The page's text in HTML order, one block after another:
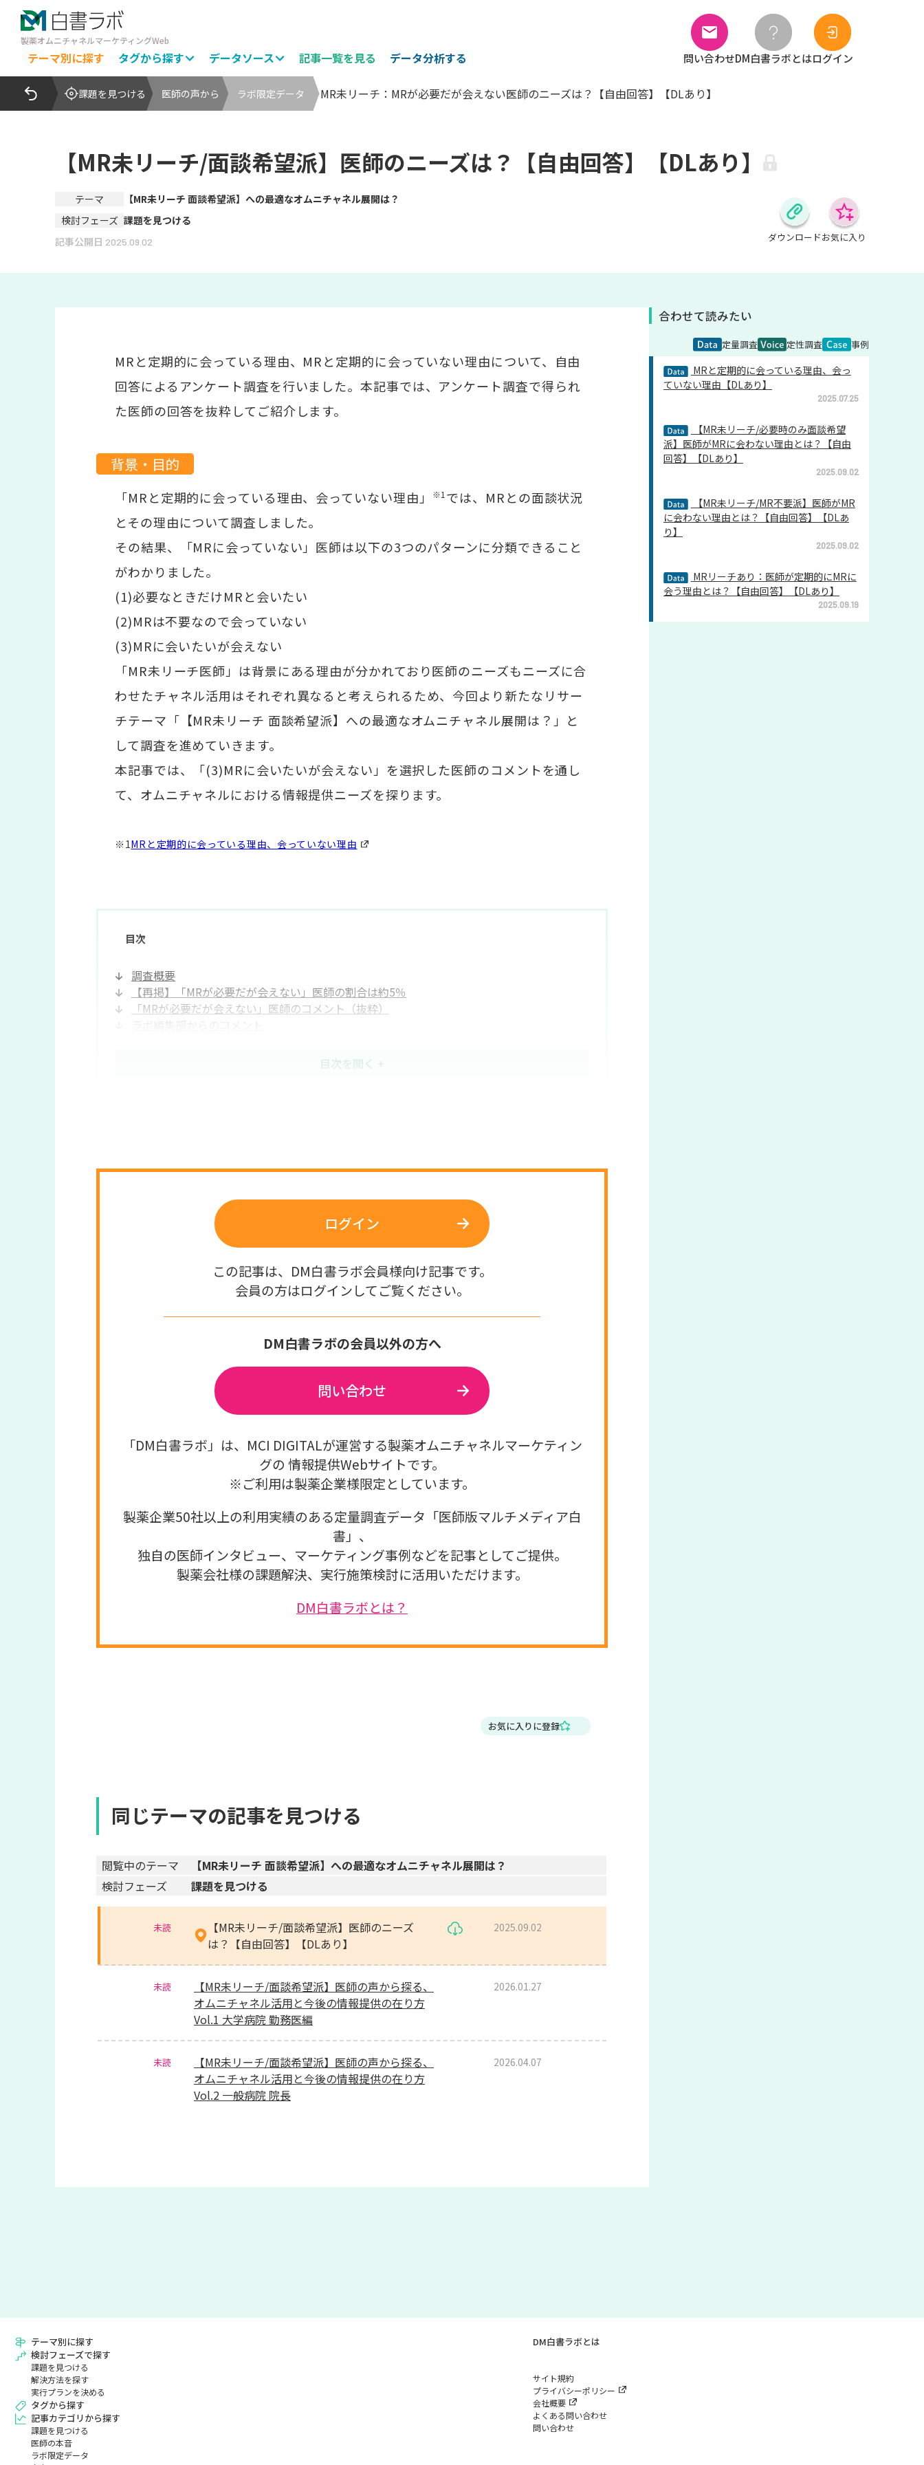
製薬オムニチャネルマーケティングWeb
テーマ別に探す タグから探す データソース 記事一覧を見る データ分析する 問い合わせDM白書ラボとはログイン
課題を見つける 医師の声から ラボ限定データ MR未リーチ：MRが必要だが会えない医師のニーズは？【自由回答】【DLあり】
【MR未リーチ/面談希望派】医師のニーズは？【自由回答】【DLあり】
テーマ
【MR未リーチ 面談希望派】への最適なオムニチャネル展開は？
検討フェーズ 課題を見つける
記事公開日 2025.09.02 ダウンロードお気に入り
MRと定期的に会っている理由、MRと定期的に会っていない理由について、自由
回答によるアンケート調査を行いました。本記事では、アンケート調査で得られ
た医師の回答を抜粋してご紹介します。
背景・目的
「MRと定期的に会っている理由、会っていない理由」 ※1 では、MRとの面談状況
とその理由について調査しました。
その結果、「MRに会っていない」医師は以下の3つのパターンに分類できること
がわかりました。
(1)必要なときだけMRと会いたい
(2)MRは不要なので会っていない
(3)MRに会いたいが会えない
「MR未リーチ医師」は背景にある理由が分かれており医師のニーズもニーズに合
わせたチャネル活用はそれぞれ異なると考えられるため、今回より新たなリサー
チテーマ「【MR未リーチ 面談希望派】への最適なオムニチャネル展開は？」と
して調査を進めていきます。
本記事では、「(3)MRに会いたいが会えない」を選択した医師のコメントを通し
て、オムニチャネルにおける情報提供ニーズを探ります。
※1MRと定期的に会っている理由、会っていない理由
目次
調査概要
【再掲】「MRが必要だが会えない」医師の割合は約5％
「MRが必要だが会えない」医師のコメント（抜粋）
ログイン
この記事は、DM白書ラボ会員様向け記事です。
会員の方はログインしてご覧ください。
DM白書ラボの会員以外の方へ
問い合わせ
「DM白書ラボ」は、MCI DIGITALが運営する製薬オムニチャネルマーケティン
グの 情報提供Webサイトです。
※ご利用は製薬企業様限定としています。
製薬企業50社以上の利用実績のある定量調査データ「医師版マルチメディア白
書」、
独自の医師インタビュー、マーケティング事例などを記事としてご提供。
製薬会社様の課題解決、実行施策検討に活用いただけます。
DM白書ラボとは？
お気に入りに登録
同じテーマの記事を見つける
閲覧中のテーマ
【MR未リーチ 面談希望派】への最適なオムニチャネル展開は？
検討フェーズ
課題を見つける
未読
【MR未リーチ/面談希望派】医師のニーズ
は？【自由回答】【DLあり】
2025.09.02
未読
【MR未リーチ/面談希望派】医師の声から探る、
オムニチャネル活用と今後の情報提供の在り方
Vol.1 大学病院 勤務医編
2026.01.27
未読
【MR未リーチ/面談希望派】医師の声から探る、
オムニチャネル活用と今後の情報提供の在り方
Vol.2 一般病院 院長
2026.04.07
合わせて読みたい
定量調査 定性調査 事例
MRと定期的に会っている理由、会っ
ていない理由【DLあり】
2025.07.25
【MR未リーチ/必要時のみ面談希望
派】医師がMRに会わない理由とは？【自由
回答】【DLあり】
2025.09.02
【MR未リーチ/MR不要派】医師がMR
に会わない理由とは？【自由回答】【DLあ
り】
2025.09.02
MRリーチあり：医師が定期的にMRに
会う理由とは？【自由回答】【DLあり】
2025.09.19
テーマ別に探す
検討フェーズで探す
課題を見つける
解決方法を探す
実行プランを決める
タグから探す
記事カテゴリから探す
課題を見つける
医師の本音
ラボ限定データ
DM白書ラボとは
サイト規約
プライバシーポリシー
会社概要
よくある問い合わせ
問い合わせ